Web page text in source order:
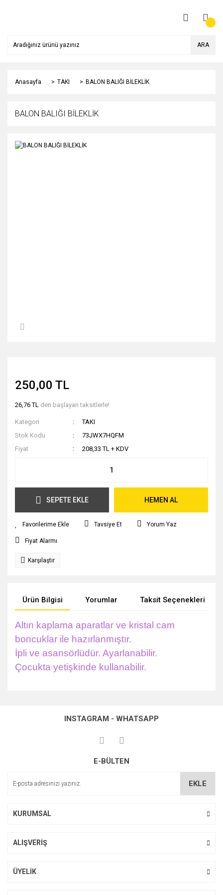
ARA
Anasayfa TAKI BALON BALIĞI BİLEKLİK
BALON BALIĞI BİLEKLİK
250,00 TL
26,76 TL den başlayan taksitlerle!
Kategori
TAKI
Stok Kodu
73JWX7HQFM
Fiyat
208,33 TL + KDV
SEPETE EKLE HEMEN AL
Tavsiye Et Yorum Yaz
Fiyat Alarmı
Karşılaştır
Ürün Bilgisi Yorumlar Taksit Seçenekleri
Altın kaplama aparatlar ve kristal cam
boncuklar ile hazırlanmıştır.
İpli ve asansörlüdür. Ayarlanabilir.
Çocukta yetişkinde kullanabilir.
kullanarak tarafımıza iletebilirsiniz.
Görüş ve önerileriniz için teşekkür ederiz.
Ürün açıklamasında eksik bilgiler bulunuyor.
INSTAGRAM - WHATSAPP
E-BÜLTEN
EKLE
KURUMSAL
ALIŞVERİŞ
ÜYELİK